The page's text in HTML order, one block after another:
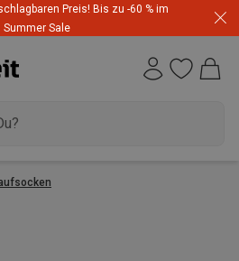
Preis! Bis zu -60 % im
Summer Sale